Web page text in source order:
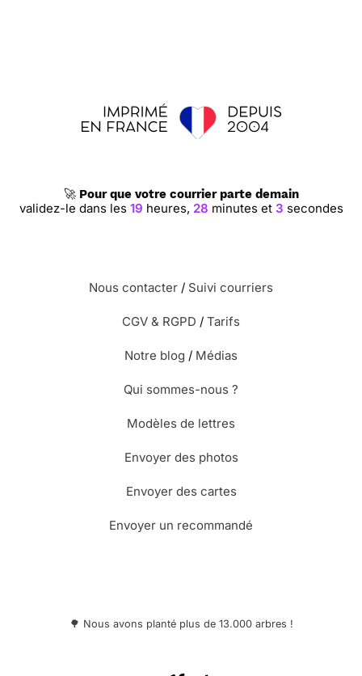
🚀 Pour que votre courrier parte demain
validez-le dans les 19 heures, 28 minutes et 2 secondes
Nous contacter / Suivi courriers
CGV & RGPD / Tarifs
Notre blog / Médias
Qui sommes-nous ?
Modèles de lettres
Envoyer des photos
Envoyer des cartes
Envoyer un recommandé
🌳 Nous avons planté plus de 13.000 arbres !